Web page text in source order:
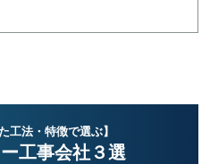
工法・特徴で選ぶ】
工事会社３選